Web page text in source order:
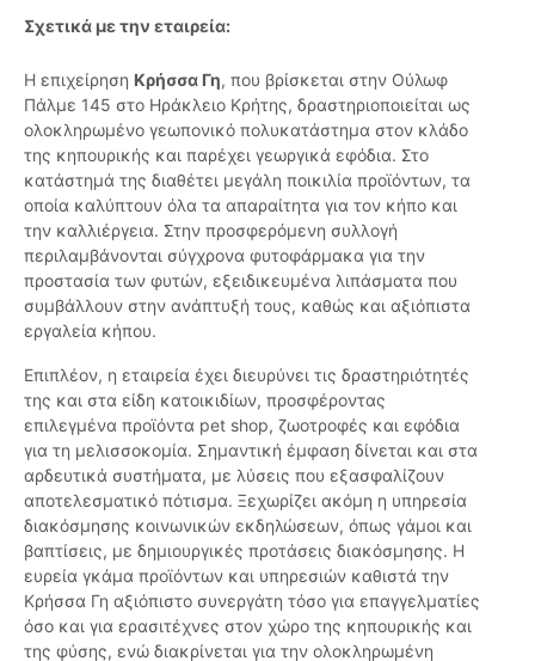
Σχετικά με την εταιρεία:
Η επιχείρηση Κρήσσα Γη, που βρίσκεται στην Ούλωφ
Πάλμε 145 στο Ηράκλειο Κρήτης, δραστηριοποιείται ως
ολοκληρωμένο γεωπονικό πολυκατάστημα στον κλάδο
της κηπουρικής και παρέχει γεωργικά εφόδια. Στο
κατάστημά της διαθέτει μεγάλη ποικιλία προϊόντων, τα
οποία καλύπτουν όλα τα απαραίτητα για τον κήπο και
την καλλιέργεια. Στην προσφερόμενη συλλογή
περιλαμβάνονται σύγχρονα φυτοφάρμακα για την
προστασία των φυτών, εξειδικευμένα λιπάσματα που
συμβάλλουν στην ανάπτυξή τους, καθώς και αξιόπιστα
εργαλεία κήπου.
Επιπλέον, η εταιρεία έχει διευρύνει τις δραστηριότητές
της και στα είδη κατοικιδίων, προσφέροντας
επιλεγμένα προϊόντα pet shop, ζωοτροφές και εφόδια
για τη μελισσοκομία. Σημαντική έμφαση δίνεται και στα
αρδευτικά συστήματα, με λύσεις που εξασφαλίζουν
αποτελεσματικό πότισμα. Ξεχωρίζει ακόμη η υπηρεσία
διακόσμησης κοινωνικών εκδηλώσεων, όπως γάμοι και
βαπτίσεις, με δημιουργικές προτάσεις διακόσμησης. Η
ευρεία γκάμα προϊόντων και υπηρεσιών καθιστά την
Κρήσσα Γη αξιόπιστο συνεργάτη τόσο για επαγγελματίες
όσο και για ερασιτέχνες στον χώρο της κηπουρικής και
της φύσης, ενώ διακρίνεται για την ολοκληρωμένη